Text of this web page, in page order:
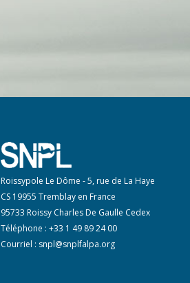
Roissypole Le Dôme - 5, rue de La Haye
CS 19955 Tremblay en France
95733 Roissy Charles De Gaulle Cedex
Téléphone : +33 1 49 89 24 00
Courriel : snpl@snplfalpa.org